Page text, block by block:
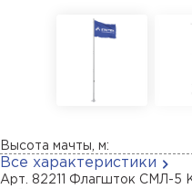
Высота мачты, м:
Все характеристики
Арт. 82211 Флагшток СМЛ-5